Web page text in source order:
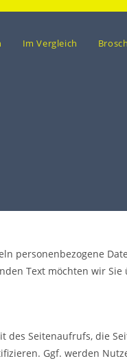
Im Vergleich
personenbezogene
Text möchten wir
Seitenaufrufs, die
Ggf. werden